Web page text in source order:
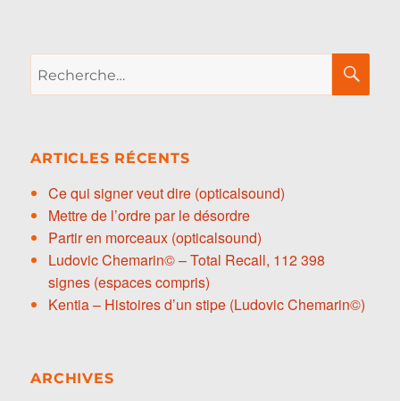
pour :
ARTICLES RÉCENTS
Ce qui signer veut dire (opticalsound)
Mettre de l’ordre par le désordre
Partir en morceaux (opticalsound)
Ludovic Chemarin© – Total Recall, 112 398
signes (espaces compris)
Kentia – Histoires d’un stipe (Ludovic Chemarin©)
ARCHIVES